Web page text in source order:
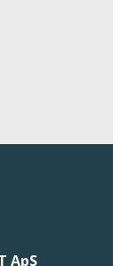
ApS